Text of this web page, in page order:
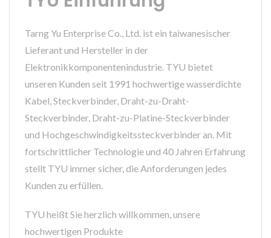
Tarng Yu Enterprise Co., Ltd. ist ein taiwanesischer
Lieferant und Hersteller in der
Elektronikkomponentenindustrie. TYU bietet
unseren Kunden seit 1991 hochwertige wasserdichte
Kabel, Steckverbinder, Draht-zu-Draht-
Steckverbinder, Draht-zu-Platine-Steckverbinder
und Hochgeschwindigkeitssteckverbinder an. Mit
fortschrittlicher Technologie und 40 Jahren Erfahrung
stellt TYU immer sicher, die Anforderungen jedes
Kunden zu erfüllen.
TYU heißt Sie herzlich willkommen, unsere
hochwertigen Produkte